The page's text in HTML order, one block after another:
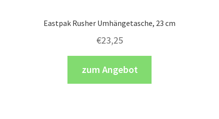
Eastpak Rusher Umhängetasche, 23 cm
€23,25
zum Angebot